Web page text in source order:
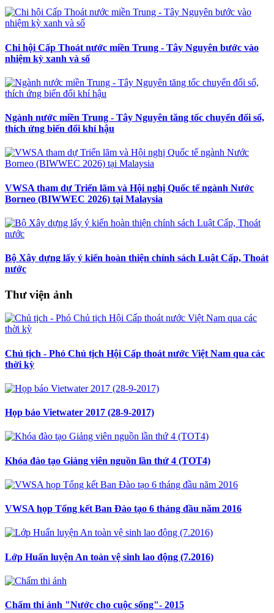
Chi hội Cấp Thoát nước miền Trung - Tây Nguyên bước vào
nhiệm kỳ xanh và số
Ngành nước miền Trung - Tây Nguyên tăng tốc chuyển đổi số,
thích ứng biến đổi khí hậu
VWSA tham dự Triển lãm và Hội nghị Quốc tế ngành Nước
Borneo (BIWWEC 2026) tại Malaysia
Bộ Xây dựng lấy ý kiến hoàn thiện chính sách Luật Cấp, Thoát
nước
Thư viện ảnh
Chủ tịch - Phó Chủ tịch Hội Cấp thoát nước Việt Nam qua các
thời kỳ
Họp báo Vietwater 2017 (28-9-2017)
Khóa đào tạo Giảng viên nguồn lần thứ 4 (TOT4)
VWSA họp Tổng kết Ban Đào tạo 6 tháng đầu năm 2016
Lớp Huấn luyện An toàn vệ sinh lao động (7.2016)
Chấm thi ảnh "Nước cho cuộc sống"- 2015